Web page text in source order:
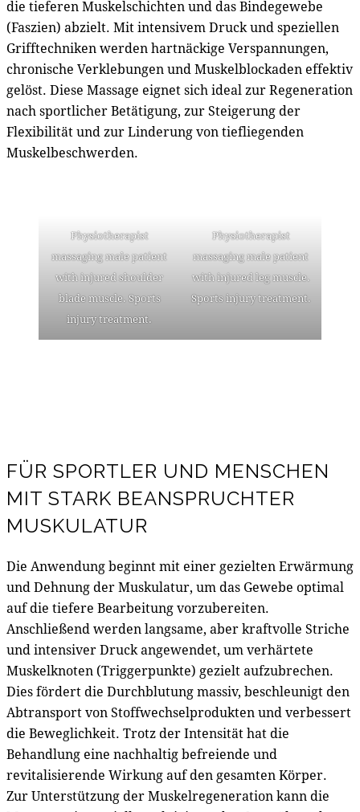
die tieferen Muskelschichten und das Bindegewebe
(Faszien) abzielt. Mit intensivem Druck und speziellen
Grifftechniken werden hartnäckige Verspannungen,
chronische Verklebungen und Muskelblockaden effektiv
gelöst. Diese Massage eignet sich ideal zur Regeneration
nach sportlicher Betätigung, zur Steigerung der
Flexibilität und zur Linderung von tiefliegenden
Muskelbeschwerden.
Physiotherapist
massaging male patient
with injured shoulder
blade muscle. Sports
injury treatment.
Physiotherapist
massaging male patient
with injured leg muscle.
Sports injury treatment.
FÜR SPORTLER UND MENSCHEN
MIT STARK BEANSPRUCHTER
MUSKULATUR
Die Anwendung beginnt mit einer gezielten Erwärmung
und Dehnung der Muskulatur, um das Gewebe optimal
auf die tiefere Bearbeitung vorzubereiten.
Anschließend werden langsame, aber kraftvolle Striche
und intensiver Druck angewendet, um verhärtete
Muskelknoten (Triggerpunkte) gezielt aufzubrechen.
Dies fördert die Durchblutung massiv, beschleunigt den
Abtransport von Stoffwechselprodukten und verbessert
die Beweglichkeit. Trotz der Intensität hat die
Behandlung eine nachhaltig befreiende und
revitalisierende Wirkung auf den gesamten Körper.
Zur Unterstützung der Muskelregeneration kann die